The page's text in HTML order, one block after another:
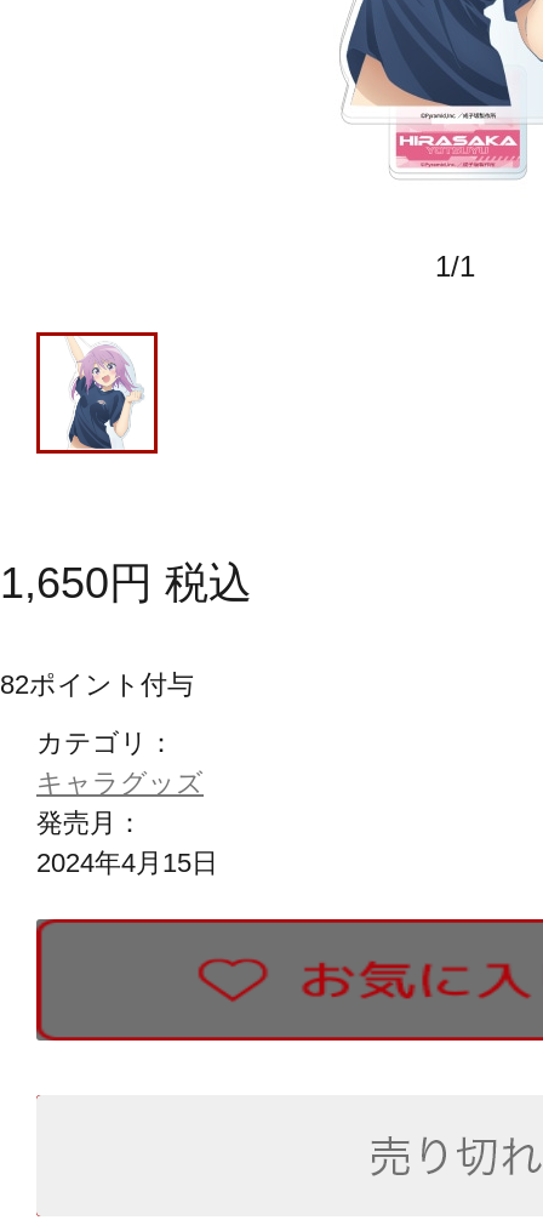
1/1
1,650円 税込
82ポイント付与
カテゴリ：
キャラグッズ
発売月：
2024年4月15日